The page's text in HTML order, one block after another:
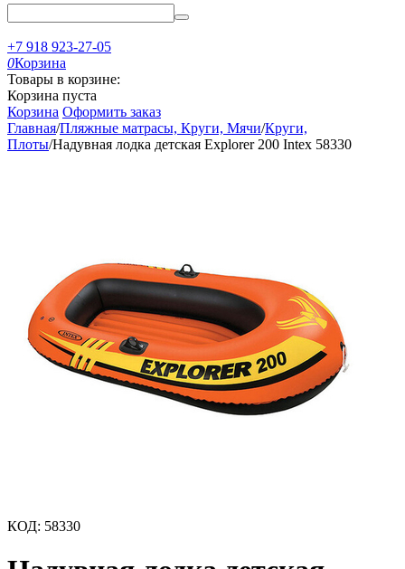
+7 918 923-27-05
0Корзина
Товары в корзине:
Корзина пуста
Корзина Оформить заказ
Главная/Пляжные матрасы, Круги, Мячи/Круги,
Плоты/Надувная лодка детская Explorer 200 Intex 58330
КОД: 58330